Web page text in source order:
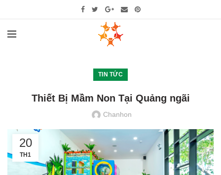
TIN TỨC
Thiết Bị Mầm Non Tại Quảng ngãi
Chanhon
20
TH1